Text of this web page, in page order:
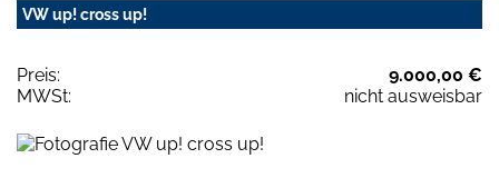
VW up! cross up!
Preis:
9.000,00 €
MWSt:
nicht ausweisbar